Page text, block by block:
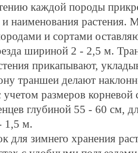
каждой породы
и наименования растения.
и сортами
шириной 2 - 2,5 м.
прикапывают,
траншеи делают
размеров корневой
глубиной 55 - 60 см,
1,5 м.
для зимнего хранения